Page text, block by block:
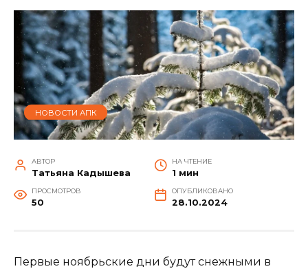
НОВОСТИ АПК
АВТОР
Татьяна Кадышева
НА ЧТЕНИЕ
1 мин
ПРОСМОТРОВ
50
ОПУБЛИКОВАНО
28.10.2024
Первые ноябрьские дни будут снежными в